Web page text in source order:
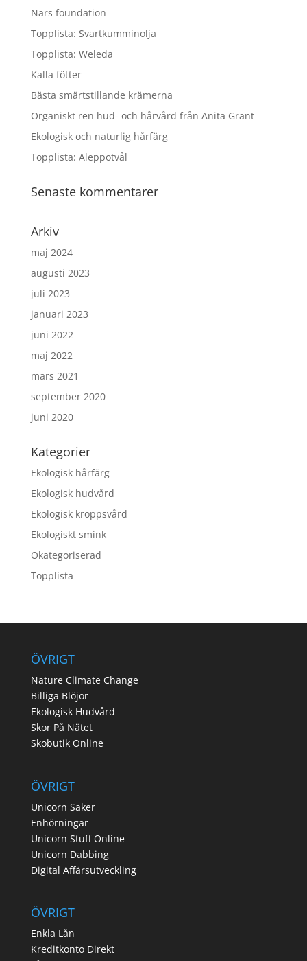
Nars foundation
Topplista: Svartkumminolja
Topplista: Weleda
Kalla fötter
Bästa smärtstillande krämerna
Organiskt ren hud- och hårvård från Anita Grant
Ekologisk och naturlig hårfärg
Topplista: Aleppotvål
Senaste kommentarer
Arkiv
maj 2024
augusti 2023
juli 2023
januari 2023
juni 2022
maj 2022
mars 2021
september 2020
juni 2020
Kategorier
Ekologisk hårfärg
Ekologisk hudvård
Ekologisk kroppsvård
Ekologiskt smink
Okategoriserad
Topplista
ÖVRIGT
Nature Climate Change
Billiga Blöjor
Ekologisk Hudvård
Skor På Nätet
Skobutik Online
ÖVRIGT
Unicorn Saker
Enhörningar
Unicorn Stuff Online
Unicorn Dabbing
Digital Affärsutveckling
ÖVRIGT
Enkla Lån
Kreditkonto Direkt